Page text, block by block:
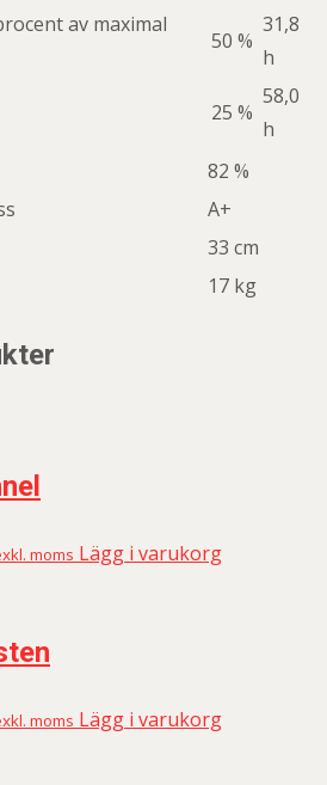
av maximal
50 %
31,8
h
25 %
58,0
h
82 %
A+
33 cm
17 kg
moms Lägg i varukorg
moms Lägg i varukorg